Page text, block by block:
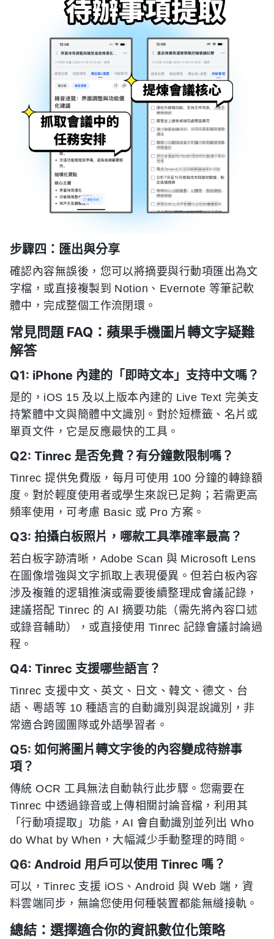
步驟四：匯出與分享
確認內容無誤後，您可以將摘要與行動項匯出為文
字檔，或直接複製到 Notion、Evernote 等筆記軟
體中，完成整個工作流閉環。
常見問題 FAQ：蘋果手機圖片轉文字疑難
解答
Q1: iPhone 內建的「即時文本」支持中文嗎？
是的，iOS 15 及以上版本內建的 Live Text 完美支
持繁體中文與簡體中文識別。對於短標籤、名片或
單頁文件，它是反應最快的工具。
Q2: Tinrec 是否免費？有分鐘數限制嗎？
Tinrec 提供免費版，每月可使用 100 分鐘的轉錄額
度。對於輕度使用者或學生來說已足夠；若需更高
頻率使用，可考慮 Basic 或 Pro 方案。
Q3: 拍攝白板照片，哪款工具準確率最高？
若白板字跡清晰，Adobe Scan 與 Microsoft Lens
在圖像增強與文字抓取上表現優異。但若白板內容
涉及複雜的逻辑推演或需要後續整理成會議記錄，
建議搭配 Tinrec 的 AI 摘要功能（需先將內容口述
或錄音輔助），或直接使用 Tinrec 記錄會議討論過
程。
Q4: Tinrec 支援哪些語言？
Tinrec 支援中文、英文、日文、韓文、德文、台
語、粵語等 10 種語言的自動識別與混說識別，非
常適合跨國團隊或外語學習者。
Q5: 如何將圖片轉文字後的內容變成待辦事
項？
傳統 OCR 工具無法自動執行此步驟。您需要在
Tinrec 中透過錄音或上傳相關討論音檔，利用其
「行動項提取」功能，AI 會自動識別並列出 Who
do What by When，大幅減少手動整理的時間。
Q6: Android 用戶可以使用 Tinrec 嗎？
可以，Tinrec 支援 iOS、Android 與 Web 端，資
料雲端同步，無論您使用何種裝置都能無縫接軌。
總結：選擇適合你的資訊數位化策略